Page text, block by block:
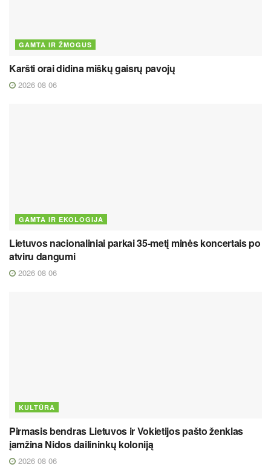
GAMTA IR ŽMOGUS
Karšti orai didina miškų gaisrų pavojų
2026 08 06
GAMTA IR EKOLOGIJA
Lietuvos nacionaliniai parkai 35-metį minės koncertais po
atviru dangumi
2026 08 06
KULTŪRA
Pirmasis bendras Lietuvos ir Vokietijos pašto ženklas
įamžina Nidos dailininkų koloniją
2026 08 06